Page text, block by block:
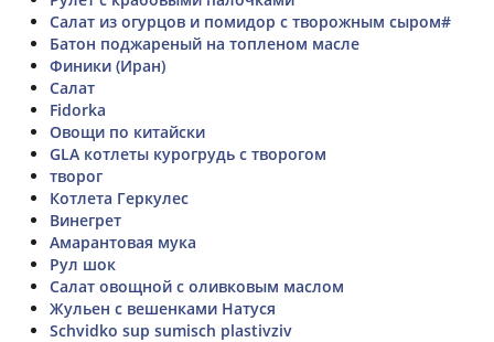
Салат из огурцов и помидор с творожным сыром#
Батон поджареный на топленом масле
Финики (Иран)
Салат
Fidorka
Овощи по китайски
GLA котлеты курогрудь с творогом
творог
Котлета Геркулес
Винегрет
Амарантовая мука
Рул шок
Салат овощной с оливковым маслом
Жульен с вешенками Натуся
Schvidko sup sumisch plastivziv